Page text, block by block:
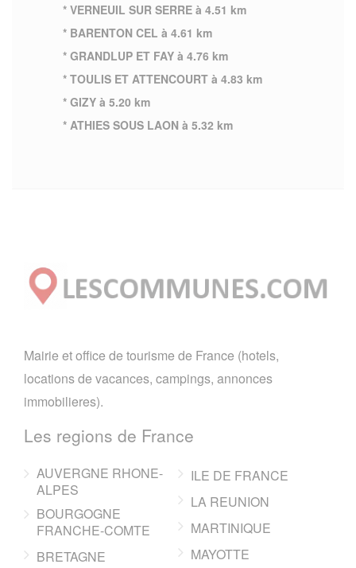
* VERNEUIL SUR SERRE à 4.51 km
* BARENTON CEL à 4.61 km
* GRANDLUP ET FAY à 4.76 km
* TOULIS ET ATTENCOURT à 4.83 km
* GIZY à 5.20 km
* ATHIES SOUS LAON à 5.32 km
Mairie et office de tourisme de France (hotels,
locations de vacances, campings, annonces
immobilieres).
Les regions de France
AUVERGNE RHONE-
ALPES
BOURGOGNE
FRANCHE-COMTE
BRETAGNE
ILE DE FRANCE
LA REUNION
MARTINIQUE
MAYOTTE